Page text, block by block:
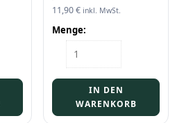
11,90€ inkl. MwSt.
Menge:
Miete
Weinrömer
Korb)
Menge
IN DEN
WARENKORB